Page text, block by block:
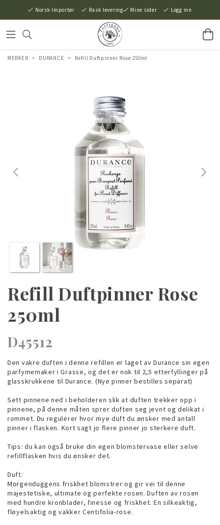
Norsk Importør Rask levering Mine sider Logg inn
MERKER > DURANCE > Refill Duftpinner Rose 250ml
Refill Duftpinner Rose
250ml
D45512
Den vakre duften i denne refillen er laget av Durance sin egen
parfymemaker i Grasse, og det er nok til 2,5 etterfyllinger på
glasskrukkene til Durance. (Nye pinner bestilles separat)
Sett pinnene ned i beholderen slik at duften trekker opp i
pinnene, på denne måten sprer duften seg jevnt og delikat i
rommet. Du regulerer hvor mye duft du ønsker med antall
pinner i flasken. Kort sagt jo flere pinner jo sterkere duft.
Tips: du kan også bruke din egen blomstervase eller selve
refillflasken hvis du ønsker det.
Duft:
Morgenduggens friskhet blomstrer og gir vei til denne
majestetiske, ultimate og perfekte rosen. Duften av rosen
med hundre kronblader, finesse og friskhet. En silkeaktig,
fløyelsaktig og vakker Centifolia-rose.